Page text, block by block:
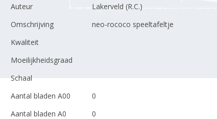
Auteur
Lakerveld (R.C.)
Omschrijving
neo-rococo speeltafeltje
Kwaliteit
Moeilijkheidsgraad
Schaal
Aantal bladen A00
0
Aantal bladen A0
0